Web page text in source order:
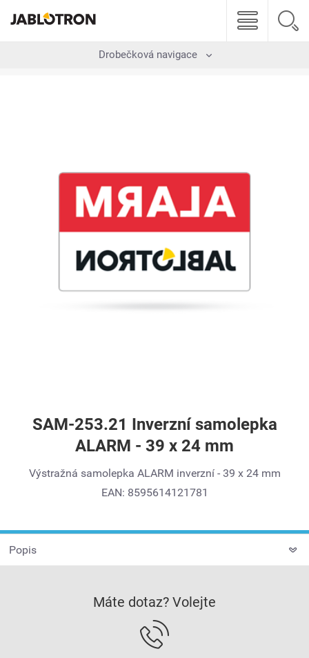
Drobečková navigace
SAM-253.21 Inverzní samolepka
ALARM - 39 x 24 mm
Výstražná samolepka ALARM inverzní - 39 x 24 mm
EAN: 8595614121781
Popis
Máte dotaz? Volejte